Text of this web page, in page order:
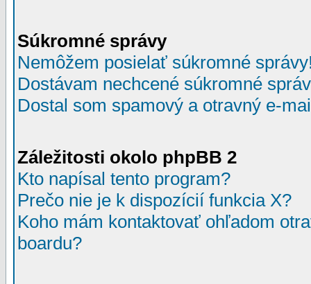
Súkromné správy
Nemôžem posielať súkromné
Dostávam nechcené súkromné
Dostal som spamový a otravný e-
Záležitosti okolo phpBB 2
Kto napísal tento program?
Prečo nie je k dispozícií funkcia X?
Koho mám kontaktovať ohľadom
boardu?